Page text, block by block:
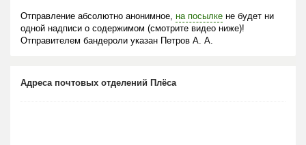
Отправление абсолютно анонимное, на посылке не будет ни
одной надписи о содержимом (смотрите видео ниже)!
Отправителем бандероли указан Петров А. А.
Адреса почтовых отделений Плёса